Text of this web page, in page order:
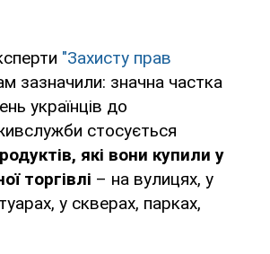
"Захисту прав
зазначили: значна частка
українців до
стосується
які вони купили у
торгівлі – на вулицях, у
у скверах, парках,